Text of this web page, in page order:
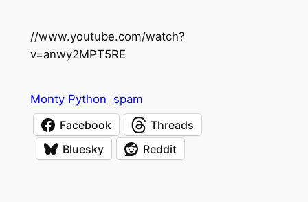
//www.youtube.com/watch?
v=anwy2MPT5RE
Monty Python spam
Facebook
Threads
Bluesky
Reddit